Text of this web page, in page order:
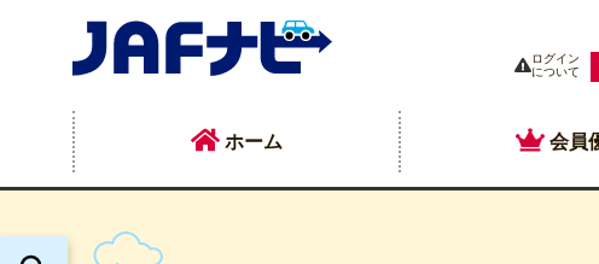
ログイン
について
ホーム 会員